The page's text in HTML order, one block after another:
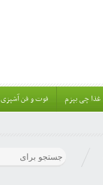
فوت و فن آشپزی غذا چی بپزم